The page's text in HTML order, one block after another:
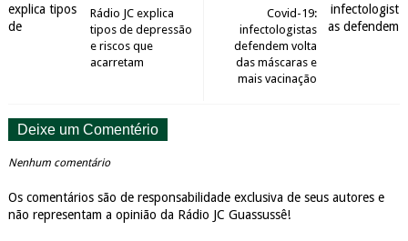
Covid-19:
infectologistas
defendem volta
das máscaras e
mais vacinação
Rádio JC explica
tipos de depressão
e riscos que
acarretam
Deixe um Comentério
Nenhum comentário
Os comentários são de responsabilidade exclusiva de seus autores e
não representam a opinião da Rádio JC Guassussê!